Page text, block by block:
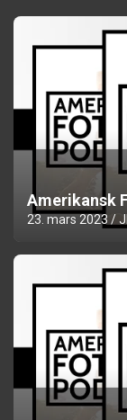
Amerikansk
23. mars 2023